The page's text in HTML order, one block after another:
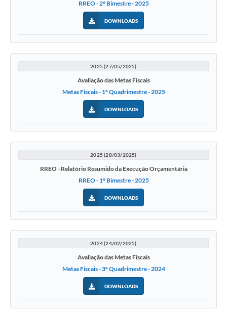
RREO - 2º Bimestre - 2025
DOWNLOADS
2025 (27/05/2025)
Avaliação das Metas Fiscais
Metas Fiscais - 1º Quadrimestre - 2025
DOWNLOADS
2025 (28/03/2025)
RREO - Relatório Resumido da Execução Orçamentária
RREO - 1º Bimestre - 2025
DOWNLOADS
2024 (24/02/2025)
Avaliação das Metas Fiscais
Metas Fiscais - 3º Quadrimestre - 2024
DOWNLOADS